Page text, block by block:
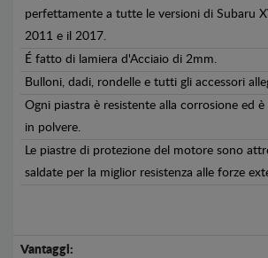
perfettamente a tutte le versioni di Subaru
2011 e il 2017.
É fatto di lamiera d'Acciaio di 2mm.
Bulloni, dadi, rondelle e tutti gli accessori
Ogni piastra è resistente alla corrosione ed
in polvere.
Le piastre di protezione del motore sono
saldate per la miglior resistenza alle forze
Vantaggi: